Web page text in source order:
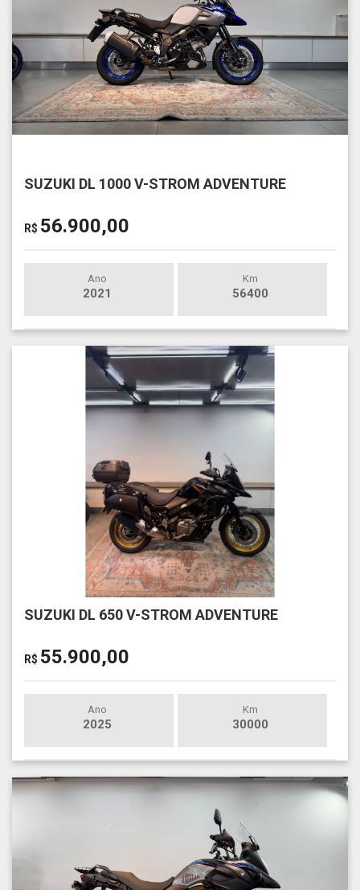
SUZUKI DL 1000 V-STROM ADVENTURE
R$ 56.900,00
Ano
2021
Km
56400
SUZUKI DL 650 V-STROM ADVENTURE
R$ 55.900,00
Ano
2025
Km
30000